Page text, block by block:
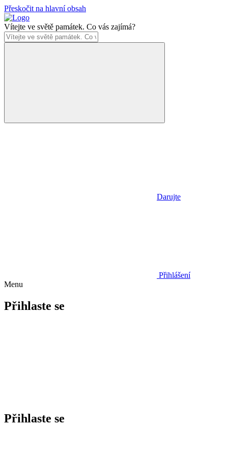
Přeskočit na hlavní obsah
Vítejte ve světě památek. Co vás zajímá?
Darujte
Přihlášení
Menu
Přihlaste se
Přihlaste se